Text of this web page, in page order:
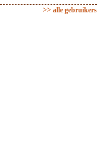
>> alle gebruikers